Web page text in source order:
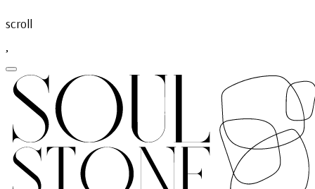
scroll
Toggle
navigation